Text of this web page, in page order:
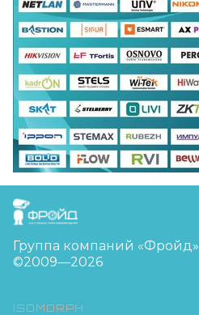
FreudGroup
Группа компаний «Фройд»
©2009—2026
ISOMORPH